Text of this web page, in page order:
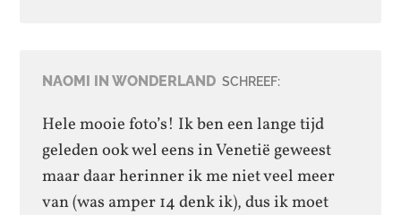
NAOMI IN WONDERLAND SCHREEF:
Hele mooie foto’s! Ik ben een lange tijd
geleden ook wel eens in Venetië geweest
maar daar herinner ik me niet veel meer
van (was amper 14 denk ik), dus ik moet